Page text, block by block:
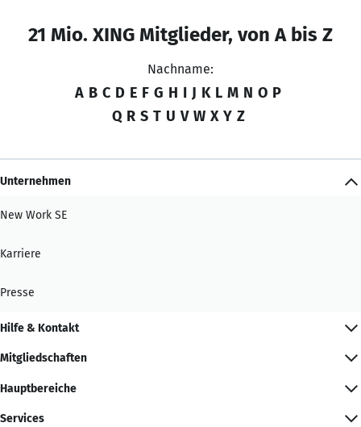
21 Mio. XING Mitglieder, von A bis Z
Nachname:
A B C D E F G H I J K L M N O P
Q R S T U V W X Y Z
Unternehmen
New Work SE
Karriere
Presse
Hilfe & Kontakt
Mitgliedschaften
Hauptbereiche
Services